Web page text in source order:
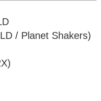
/ Planet Shakers)